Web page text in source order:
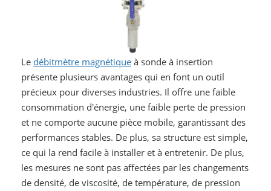
Le débitmètre magnétiqueà sonde à insertion
présente plusieurs avantages qui en font un outil
précieux pour diverses industries. Il offre une faible
consommation d'énergie, une faible perte de pression
et ne comporte aucune pièce mobile, garantissant des
performances stables. De plus, sa structure est simple,
ce qui la rend facile à installer et à entretenir. De plus,
les mesures ne sont pas affectées par les changements
de densité, de viscosité, de température, de pression